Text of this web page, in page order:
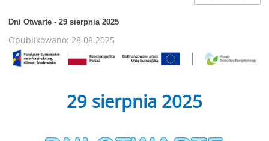
Dni Otwarte - 29 sierpnia 2025
Opublikowano: 28.08.2025
29 sierpnia 2025